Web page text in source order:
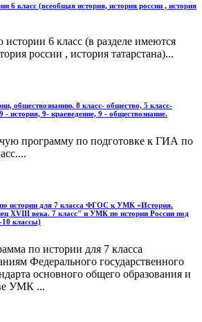
6 класс (всеобщая история, история россии , история
истории 6 класс (в разделе имеются
россии , история татарстана)...
обществознанию. 8 класс- общество, 5 класс-
- история, 9- краеведение, 9 - обществознание.
программу по подготовке к ГИА по
истории для 7 класса ФГОС к УМК «История.
XVIII века. 7 класс" и УМК по истории России под
10 классы)
по истории для 7 класса
Федерального государственного
основного общего образования и
УМК ...